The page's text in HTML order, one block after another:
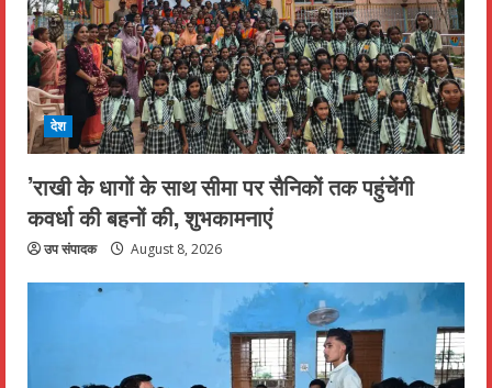
देश
’राखी के धागों के साथ सीमा पर सैनिकों तक पहुंचेंगी
कवर्धा की बहनों की, शुभकामनाएं
उप संपादक August 8, 2026